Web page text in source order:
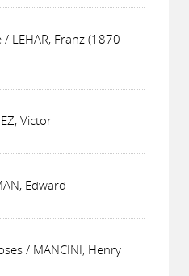
LEHAR, Franz (1870-
Victor
Edward
/ MANCINI, Henry